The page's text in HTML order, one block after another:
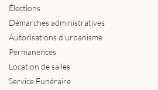
Élections
Démarches administratives
Autorisations d'urbanisme
Permanences
Location de salles
Service Funéraire